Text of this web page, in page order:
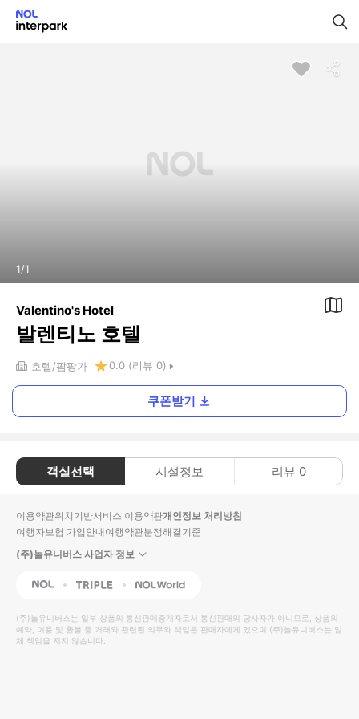
1/1
Valentino's Hotel
발렌티노 호텔
호텔 팜팡가 0.0 (리뷰 0)
쿠폰받기
객실선택 시설정보 리뷰 0
이용약관위치기반서비스 이용약관개인정보 처리방침
여행자보험 가입안내여행약관분쟁해결기준
(주)놀유니버스 사업자 정보
NOL Triple Interpark Global
(주)놀유니버스는 일부 상품의 통신판매중개자로서 통신판매의 당사자가 아니므로, 상품의
예약, 이용 및 환불 등 거래와 관련된 의무와 책임은 판매자에게 있으며 (주)놀유니버스는 일
체 책임을 지지 않습니다.